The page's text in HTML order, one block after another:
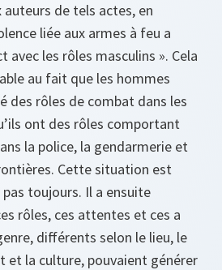
de tels actes, en
liée aux armes à feu a
avec les rôles masculins ». Cela
au fait que les hommes
des rôles de combat dans les
ont des rôles comportant
la police, la gendarmerie et
Cette situation est
toujours. Il a ensuite
rôles, ces attentes et ces a
différents selon le lieu, le
et la culture, pouvaient générer